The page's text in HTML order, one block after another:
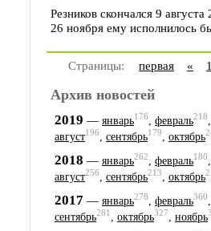
Резников скончался 9
26 ноября ему исполнилось
Страницы: первая «
Архив новостей
2019 — январь176 февраль218
август196, сентябрь179, октябрь
2018 — январь262 февраль180
август256, сентябрь213, октябрь
2017 — январь278 февраль360
сентябрь281, октябрь327, ноябрь